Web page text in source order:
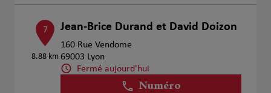
7
8.88 km
Jean-Brice Durand et David Doizon
160 Rue Vendome
69003 Lyon
Fermé aujourd'hui
Numéro